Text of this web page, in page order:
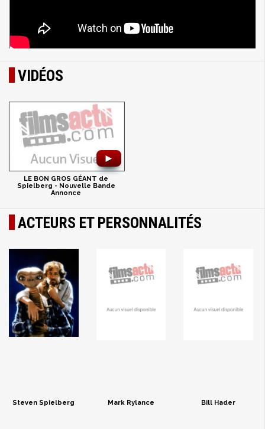
VIDÉOS
►
LE BON GROS GÉANT de
Spielberg - Nouvelle Bande
Annonce
ACTEURS ET PERSONNALITÉS
Steven Spielberg Mark Rylance Bill Hader